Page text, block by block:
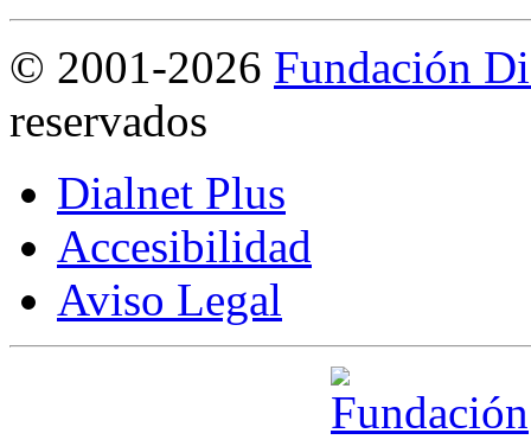
© 2001-2026 Fundación
reservados
Dialnet Plus
Accesibilidad
Aviso Legal